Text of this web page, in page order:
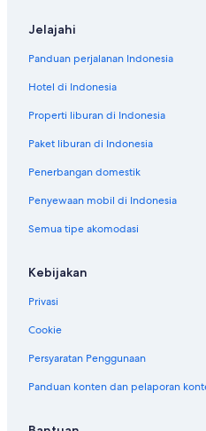
Jelajahi
Panduan perjalanan Indonesia
Hotel di Indonesia
Properti liburan di Indonesia
Paket liburan di Indonesia
Penerbangan domestik
Penyewaan mobil di Indonesia
Semua tipe akomodasi
Kebijakan
Privasi
Cookie
Persyaratan Penggunaan
Panduan konten dan pelaporan